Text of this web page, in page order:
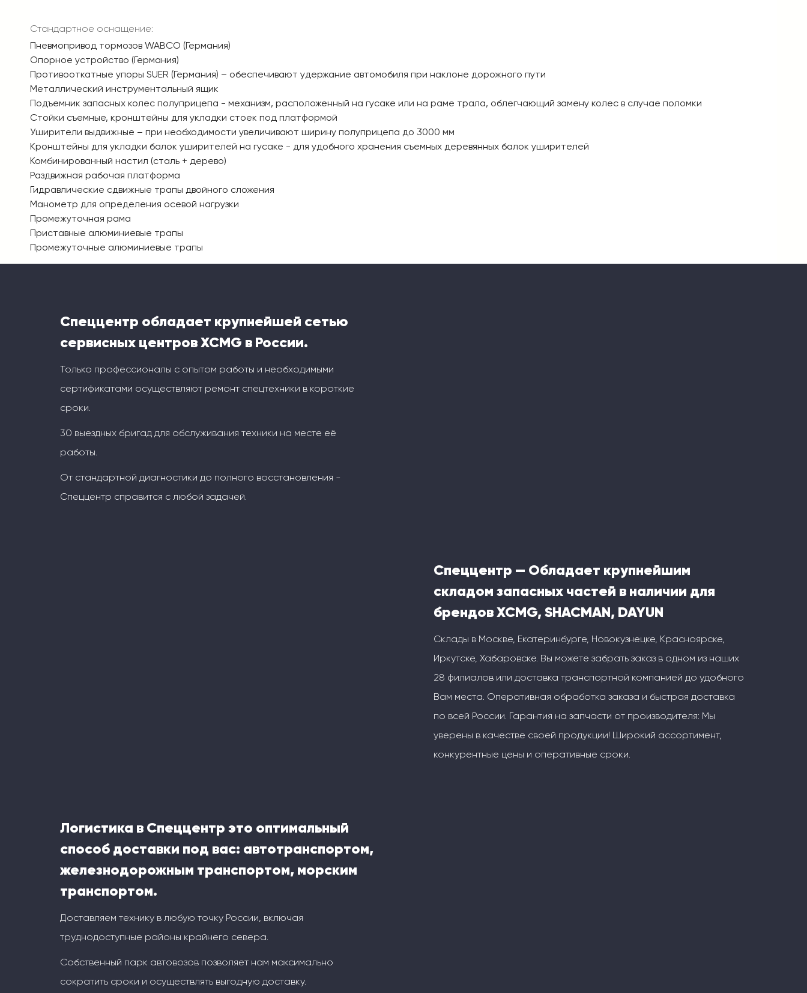
Стандартное оснащение:
Пневмопривод тормозов WABCO (Германия)
Опорное устройство (Германия)
Противооткатные упоры SUER (Германия) – обеспечивают удержание автомобиля при наклоне дорожного пути
Металлический инструментальный ящик
Подъемник запасных колес полуприцепа - механизм, расположенный на гусаке или на раме трала, облегчающий замену колес в случае поломки
Стойки съемные, кронштейны для укладки стоек под платформой
Уширители выдвижные – при необходимости увеличивают ширину полуприцепа до 3000 мм
Кронштейны для укладки балок уширителей на гусаке - для удобного хранения съемных деревянных балок уширителей
Комбинированный настил (сталь + дерево)
Раздвижная рабочая платформа
Гидравлические сдвижные трапы двойного сложения
Манометр для определения осевой нагрузки
Промежуточная рама
Приставные алюминиевые трапы
Промежуточные алюминиевые трапы
Спеццентр обладает крупнейшей сетью
сервисных центров XCMG в России.
Только профессионалы с опытом работы и необходимыми
сертификатами осуществляют ремонт спецтехники в короткие
сроки.
30 выездных бригад для обслуживания техники на месте её
работы.
От стандартной диагностики до полного восстановления -
Спеццентр справится с любой задачей.
Спеццентр — Обладает крупнейшим
складом запасных частей в наличии для
брендов XCMG, SHACMAN, DAYUN
Склады в Москве, Екатеринбурге, Новокузнецке, Красноярске,
Иркутске, Хабаровске. Вы можете забрать заказ в одном из наших
28 филиалов или доставка транспортной компанией до удобного
Вам места. Оперативная обработка заказа и быстрая доставка
по всей России. Гарантия на запчасти от производителя: Мы
уверены в качестве своей продукции! Широкий ассортимент,
конкурентные цены и оперативные сроки.
Логистика в Спеццентр это оптимальный
способ доставки под вас: автотранспортом,
железнодорожным транспортом, морским
транспортом.
Доставляем технику в любую точку России, включая
труднодоступные районы крайнего севера.
Собственный парк автовозов позволяет нам максимально
сократить сроки и осуществлять выгодную доставку.